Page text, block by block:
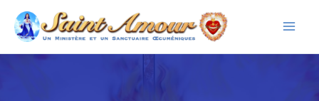
Aller
contenu